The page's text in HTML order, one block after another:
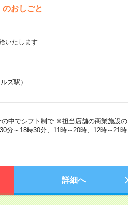
おしごと
いたします…
ズ駅）
の中でシフト制で ※担当店舗の商業施設の
分～18時30分、11時～20時、12時～21時
詳細へ